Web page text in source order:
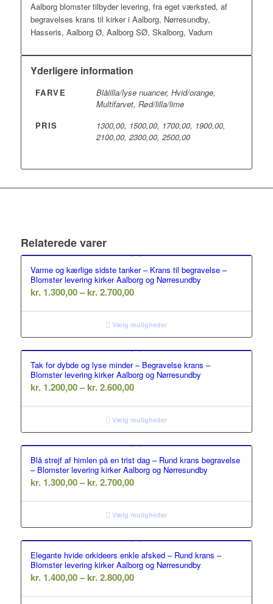
Aalborg blomster tilbyder levering, fra eget værksted, af
begravelses krans til kirker i Aalborg, Nørresundby,
Hasseris, Aalborg Ø, Aalborg SØ, Skalborg, Vadum
Yderligere information
FARVE
Blålilla/lyse nuancer, Hvid/orange,
Multifarvet, Rød/lilla/lime
PRIS
1300,00, 1500,00, 1700,00, 1900,00,
2100,00, 2300,00, 2500,00
Relaterede varer
Varme og kærlige sidste tanker – Krans til begravelse –
Blomster levering kirker Aalborg og Nørresundby
kr.1.300,00– kr.2.700,00Prisinterval:
til
kr. 2.700,00
Vælg muligheder
Tak for dybde og lyse minder – Begravelse krans –
Blomster levering kirker Aalborg og Nørresundby
kr.1.200,00– kr.2.600,00Prisinterval:
til
kr. 2.600,00
Vælg muligheder
Blå strejf af himlen på en trist dag – Rund krans begravelse
– Blomster levering kirker Aalborg og Nørresundby
kr.1.300,00– kr.2.700,00Prisinterval:
til
kr. 2.700,00
Vælg muligheder
Elegante hvide orkideers enkle afsked – Rund krans –
Blomster levering kirker Aalborg og Nørresundby
kr.1.400,00– kr.2.800,00Prisinterval: